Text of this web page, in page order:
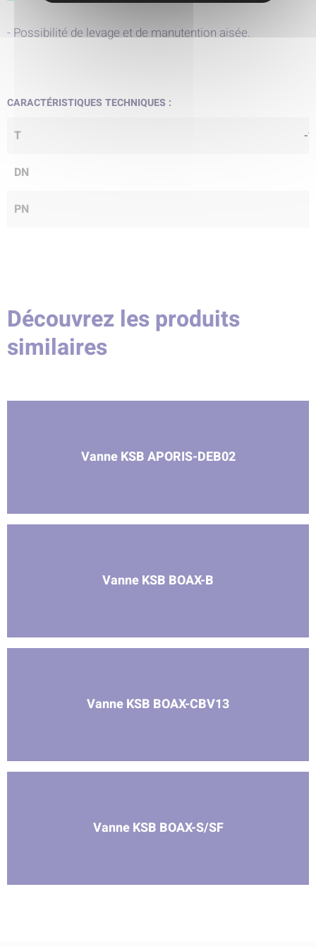
- Possibilité de levage et de manutention aisée.
CARACTÉRISTIQUES TECHNIQUES :
T -
DN
PN
Découvrez les produits
similaires
Vanne KSB APORIS-DEB02
Vanne KSB BOAX-B
Vanne KSB BOAX-CBV13
Vanne KSB BOAX-S/SF